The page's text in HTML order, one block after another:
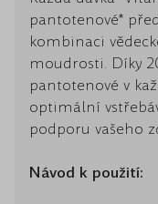
pantotenové*
kombinaci
moudrosti. Díky
pantotenové v
optimální
podporu vašeho
Návod k použití: